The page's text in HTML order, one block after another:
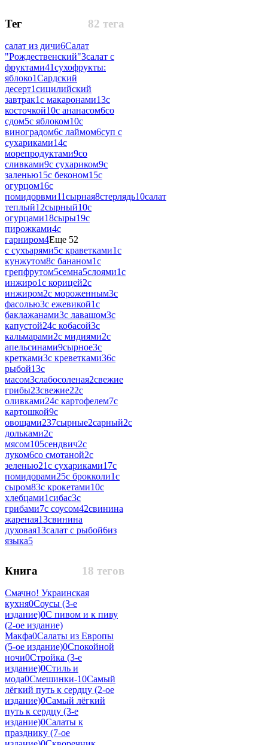
82 тега
Тег
салат из дичи6Салат
"Рождественский"3салат с
фруктами41сухофрукты:
яблоко1Сардский
десерт1сицилийский
завтрак1с макаронами13с
косточкой10с ананасом6со
сдом5с яблоком10с
виноградом6с лаймом6суп с
сухариками14с
морепродуктами9со
сливками9с сухариком9с
заленью15с беконом15с
огурцом16с
помидорвми11сырная8стерлядь10салат
теплый12сырный10с
огурцами18сыры19с
пирожками4с
гарниром4Еще 52
с сухъарями5с краветками1с
кунжутом8с бананом1с
грепфрутом5семна5слоями1с
инжиро1с корицей2с
инжиром2с мороженным3с
фасолью3с ежевикой1с
баклажанами3с лавашом3с
капустой24с кобасой3с
кальмарами2с мидиями2с
апельсинами9сырное3с
кретками3с креветками36с
рыбой13с
масом3слабосоленая2свежие
грибы23свежие22с
оливками24с картофелем7с
картошкой9с
овощами237сырные2сарный2с
дольками2с
мясом105сендвич2с
луком6со смотаной2с
зеленью21с сухариками17с
помидорами25с брокколи1с
сыром83с крокетами10с
хлебцами1сибас3с
грибами7с соусом42свинина
жареная13свинина
духовая13салат с рыбой6из
языка5
18 тегов
Книга
Смачно! Украинская
кухня0Соусы (3-е
издание)0С пивом и к пиву
(2-ое издание)
Макфа0Салаты из Европы
(5-ое издание)0Спокойной
ночи0Стройка (3-е
издание)0Стиль и
мода0Смешинки-10Самый
лёгкий путь к сердцу (2-ое
издание)0Самый лёгкий
путь к сердцу (3-е
издание)0Салаты к
празднику (7-ое